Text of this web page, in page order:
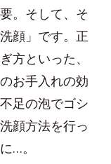
。そして、そ
顔」です。正
方といった、
お手入れの効
足の泡でゴシ
顔方法を行っ
…。